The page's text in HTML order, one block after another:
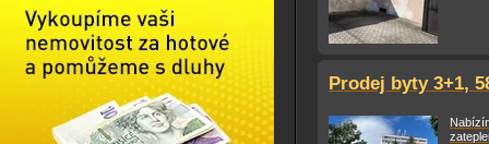
Prodej byty 3+1,